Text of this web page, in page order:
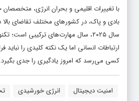
با تغییرات اقلیمی و بحران انرژی،
بادی و پاک، در کشورهای مختلف تقاضای بالا
سال ۲۰۲۵، سال مهارت‌های ترکیبی
ارتباطات انسانی اما یک نکته کلیدی را نباید
کسی می‌رسد که امروز یادگیری را جدی بگیرد.
امنیت دیجیتال انرژی خورشیدی